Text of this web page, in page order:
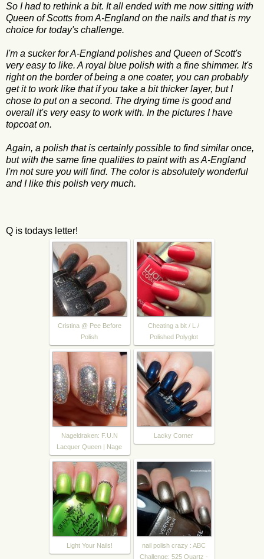
So I had to rethink a bit. It all ended with me now sitting with
Queen of Scotts from A-England on the nails and that is my
choice for today's challenge.
I'm a sucker for A-England polishes and Queen of Scott's
very easy to like. A royal blue polish with a fine shimmer. It's
right on the border of being a one coater, you can probably
get it to work like that if you take a bit thicker layer, but I
chose to put on a second. The drying time is good and
overall it's very easy to work with. In the pictures I have
topcoat on.
Again, a polish that is certainly possible to find similar once,
but with the same fine qualities to paint with as A-England
I'm not sure you will find. The color is absolutely wonderful
and I like this polish very much.
Q is todays letter!
Cristina @ Pee Before
Polish
Cheating a bit / L /
Polished Polyglot
Nageldraken: F.U.N
Lacquer Queen | Nage
Lacky Corner
Light Your Nails!
nail polish crazy : ABC
Challenge: 525 Quartz -